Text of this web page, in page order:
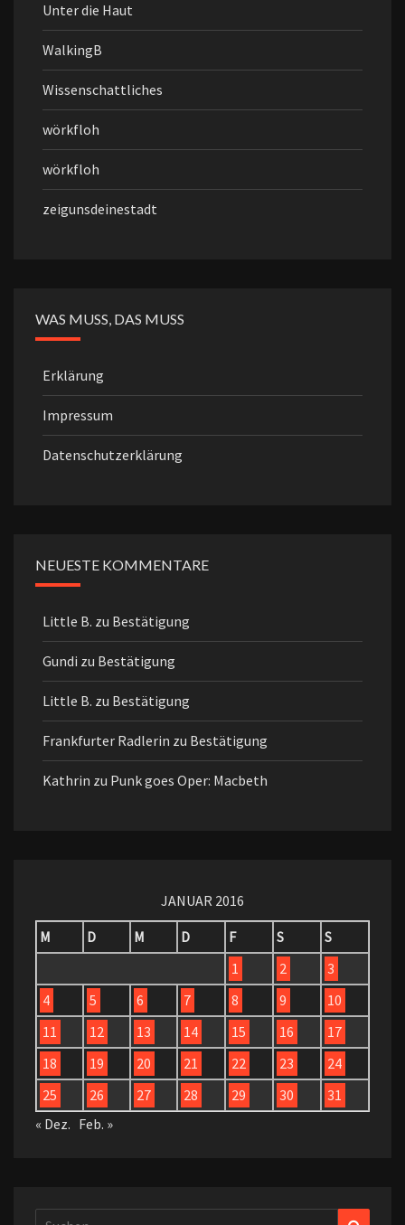
Unter die Haut
WalkingB
Wissenschattliches
wörkfloh
wörkfloh
zeigunsdeinestadt
WAS MUSS, DAS MUSS
Erklärung
Impressum
Datenschutzerklärung
NEUESTE KOMMENTARE
Little B. zu Bestätigung
Gundi zu Bestätigung
Little B. zu Bestätigung
Frankfurter Radlerin zu Bestätigung
Kathrin zu Punk goes Oper: Macbeth
JANUAR 2016
M
D M D F S
S
1
2
3
4
5 6 7 8 9
10
11
12 13 14 15 16
17
18
19 20 21 22 23
24
25
26 27 28 29 30
31
« Dez. Feb. »
Suchen